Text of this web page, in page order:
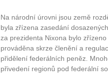
Na národní úrovni jsou země
byla zřízena zasedání
za prezidenta Nixona bylo
prováděna skrze členění a
přidělení federálních peněz.
přivedení regionů pod federální